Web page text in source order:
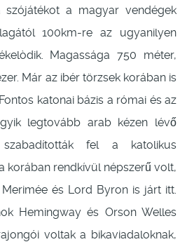
szójátékot a magyar vendégek
100km-re az ugyanilyen
Magassága 750 méter,
Már az ibér törzsek korában is
katonai bázis a római és az
legtovább arab kézen lévő
fel a katolikus
korában rendkívül népszerű volt,
és Lord Byron is járt itt.
Hemingway és Orson Welles
voltak a bikaviadaloknak,